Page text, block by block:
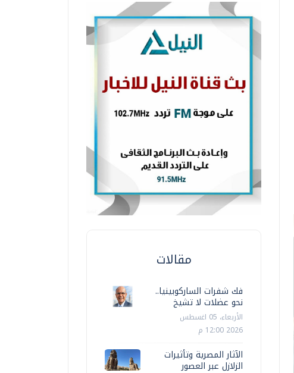
مقالات
فك شفرات الساركوبينيا..
نحو عضلات لا تشيخ
الأربعاء، 05 اغسطس
2026 12:00 م
الآثار المصرية وتأثيرات
الزلازل عبر العصور